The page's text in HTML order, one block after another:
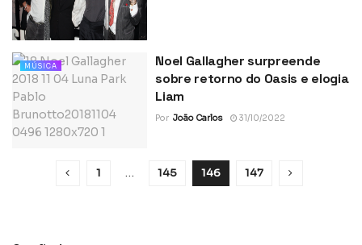
MÚSICA
Noel Gallagher surpreende
sobre retorno do Oasis e elogia
Liam
Por João Carlos 31/10/2022
1 … 145 146 147